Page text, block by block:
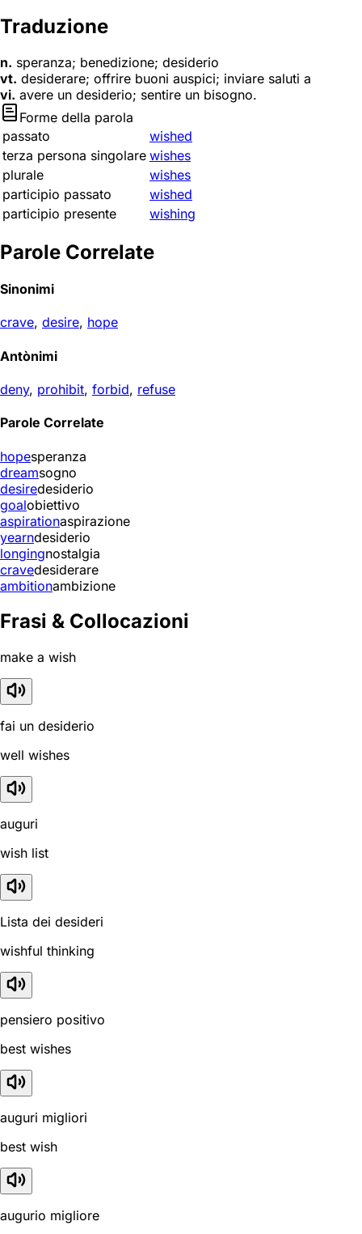
Traduzione
n. speranza; benedizione; desiderio
vt. desiderare; offrire buoni auspici; inviare saluti a
vi. avere un desiderio; sentire un bisogno.
Forme della parola
passato
wished
terza persona singolare wishes
plurale
wishes
participio passato
wished
participio presente
wishing
Parole Correlate
Sinonimi
crave, desire, hope
Antònimi
deny, prohibit, forbid, refuse
Parole Correlate
hopesperanza
dreamsogno
desiredesiderio
goalobiettivo
aspirationaspirazione
yearndesiderio
longingnostalgia
cravedesiderare
ambitionambizione
Frasi & Collocazioni
make a wish
fai un desiderio
well wishes
auguri
wish list
Lista dei desideri
wishful thinking
pensiero positivo
best wishes
auguri migliori
best wish
augurio migliore